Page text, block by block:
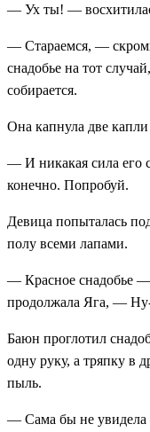
— Ух ты! —
— Стараемся, —
снадобье на тот
собирается.
Она капнула две
— И никакая сила его
конечно. Попробуй.
Девица попыталась
полу всеми лапами.
— Красное снадобье
продолжала Яга, — Ну-
Баюн проглотил
одну руку, а тряпку в
пыль.
— Сама бы не